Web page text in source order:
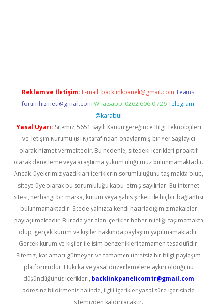
Reklam ve İletişim: E-mail: backlinkpaneli@gmail.com Teams:
forumhizmeti@gmail.com Whatsapp: 0262 606 0 726 Telegram:
@karabul
Yasal Uyarı: Sitemiz, 5651 Sayılı Kanun gereğince Bilgi Teknolojileri
ve İletişim Kurumu (BTK) tarafından onaylanmış bir Yer Sağlayıcı
olarak hizmet vermektedir. Bu nedenle, sitedeki içerikleri proaktif
olarak denetleme veya araştırma yükümlülüğümüz bulunmamaktadır.
Ancak, üyelerimiz yazdıkları içeriklerin sorumluluğunu taşımakta olup,
siteye üye olarak bu sorumluluğu kabul etmiş sayılırlar. Bu internet
sitesi, herhangi bir marka, kurum veya şahıs şirketi ile hiçbir bağlantısı
bulunmamaktadır. Sitede yalnızca kendi hazırladığımız makaleler
paylaşılmaktadır. Burada yer alan içerikler haber niteliği taşımamakta
olup, gerçek kurum ve kişiler hakkında paylaşım yapılmamaktadır.
Gerçek kurum ve kişiler ile isim benzerlikleri tamamen tesadüfidir.
Sitemiz, kar amacı gütmeyen ve tamamen ücretsiz bir bilgi paylaşım
platformudur. Hukuka ve yasal düzenlemelere aykırı olduğunu
düşündüğünüz içerikleri, backlinkpanelicomtr@gmail.com
adresine bildirmeniz halinde, ilgili içerikler yasal süre içerisinde
sitemizden kaldırılacaktır.